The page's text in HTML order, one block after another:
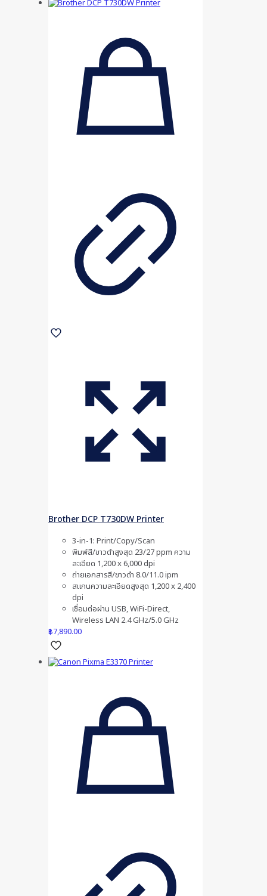
Brother DCP T730DW Printer
3-in-1: Print/Copy/Scan
พิมพ์สี/ขาวดำสูงสุด 23/27 ppm ความ
ละเอียด 1,200 x 6,000 dpi
ถ่ายเอกสารสี/ขาวดำ 8.0/11.0 ipm
สแกนความละเอียดสูงสุด 1,200 x 2,400
dpi
เชื่อมต่อผ่าน USB, WiFi-Direct,
Wireless LAN 2.4 GHz/5.0 GHz
฿7,890.00